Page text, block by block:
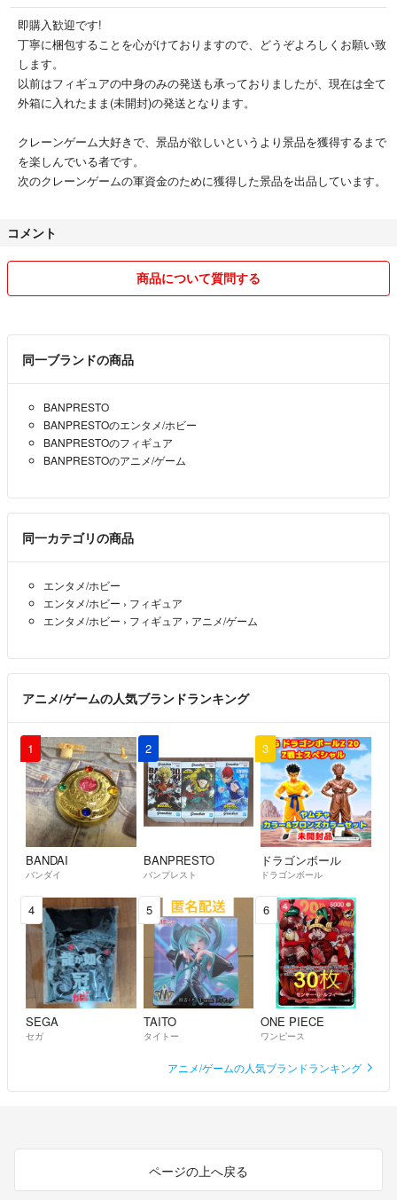
即購入歓迎です!
丁寧に梱包することを心がけておりますので、どうぞよろしくお願い致
します。
以前はフィギュアの中身のみの発送も承っておりましたが、現在は全て
外箱に入れたまま(未開封)の発送となります。
クレーンゲーム大好きで、景品が欲しいというより景品を獲得するまで
を楽しんでいる者です。
次のクレーンゲームの軍資金のために獲得した景品を出品しています。
コメント
商品について質問する
同一ブランドの商品
BANPRESTO
BANPRESTOのエンタメ/ホビー
BANPRESTOのフィギュア
BANPRESTOのアニメ/ゲーム
同一カテゴリの商品
エンタメ/ホビー
エンタメ/ホビー › フィギュア
エンタメ/ホビー › フィギュア › アニメ/ゲーム
アニメ/ゲームの人気ブランドランキング
1
BANDAI
バンダイ
2
BANPRESTO
バンプレスト
3
ドラゴンボール
ドラゴンボール
4
SEGA
セガ
5
TAITO
タイトー
6
ONE PIECE
ワンピース
アニメ/ゲームの人気ブランドランキング
ページの上へ戻る